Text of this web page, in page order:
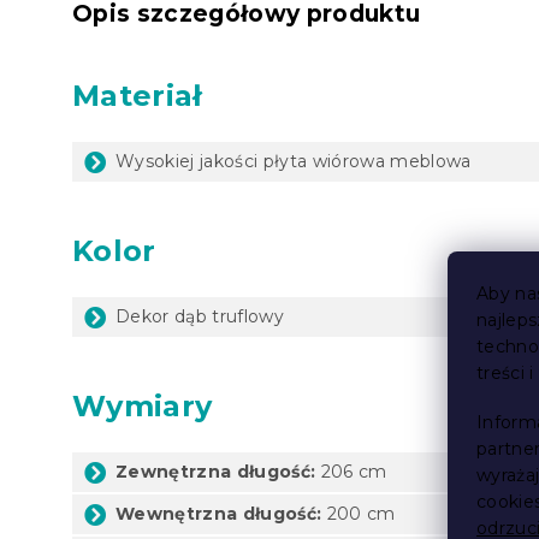
Aby
treści
Opis szczegółowy produktu
Materiał
Wysokiej jakości płyta wiórowa meblowa
Kolor
Dekor dąb truflowy
Wymiary
Zewnętrzna długość: 206 cm
Wewnętrzna długość: 200 cm